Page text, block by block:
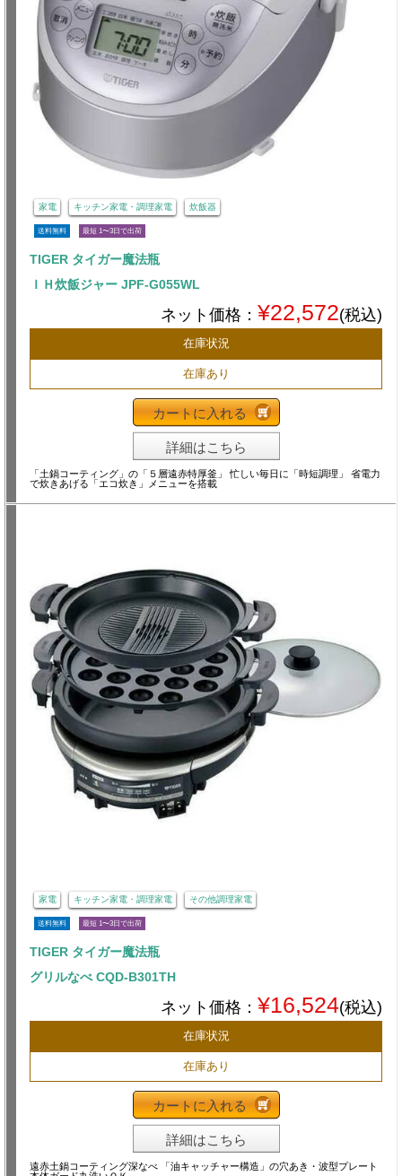
家電 キッチン家電・調理家電 炊飯器
送料無料 最短 1〜3日で出荷
TIGER タイガー魔法瓶
ＩＨ炊飯ジャー JPF-G055WL
ネット価格： ¥22,572(税込)
在庫状況
在庫あり
カートに入れる
詳細はこちら
「土鍋コーティング」の「５層遠赤特厚釜」 忙しい毎日に「時短調理」 省電力
で炊きあげる「エコ炊き」メニューを搭載
家電 キッチン家電・調理家電 その他調理家電
送料無料 最短 1〜3日で出荷
TIGER タイガー魔法瓶
グリルなべ CQD-B301TH
ネット価格： ¥16,524(税込)
在庫状況
在庫あり
カートに入れる
詳細はこちら
遠赤土鍋コーティング深なべ 「油キャッチャー構造」の穴あき・波型プレート